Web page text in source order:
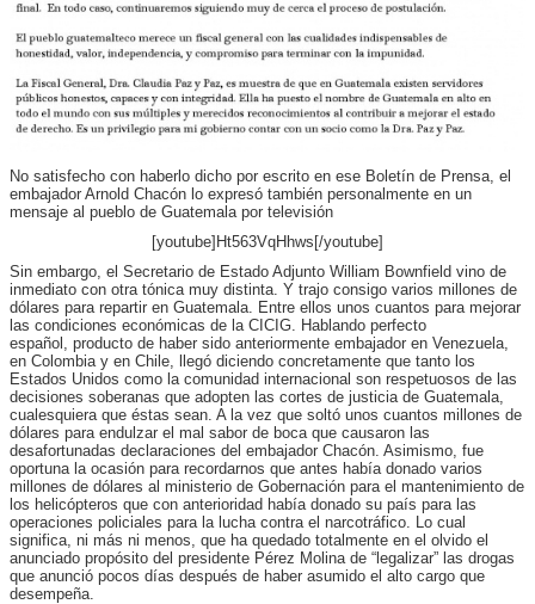
No satisfecho con haberlo dicho por escrito en ese Boletín de Prensa, el
embajador Arnold Chacón lo expresó también personalmente en un
mensaje al pueblo de Guatemala por televisión
[youtube]Ht563VqHhws[/youtube]
Sin embargo, el Secretario de Estado Adjunto William Bownfield vino de
inmediato con otra tónica muy distinta. Y trajo consigo varios millones de
dólares para repartir en Guatemala. Entre ellos unos cuantos para mejorar
las condiciones económicas de la CICIG. Hablando perfecto
español, producto de haber sido anteriormente embajador en Venezuela,
en Colombia y en Chile, llegó diciendo concretamente que tanto los
Estados Unidos como la comunidad internacional son respetuosos de las
decisiones soberanas que adopten las cortes de justicia de Guatemala,
cualesquiera que éstas sean. A la vez que soltó unos cuantos millones de
dólares para endulzar el mal sabor de boca que causaron las
desafortunadas declaraciones del embajador Chacón. Asimismo, fue
oportuna la ocasión para recordarnos que antes había donado varios
millones de dólares al ministerio de Gobernación para el mantenimiento de
los helicópteros que con anterioridad había donado su país para las
operaciones policiales para la lucha contra el narcotráfico. Lo cual
significa, ni más ni menos, que ha quedado totalmente en el olvido el
anunciado propósito del presidente Pérez Molina de “legalizar” las drogas
que anunció pocos días después de haber asumido el alto cargo que
desempeña.